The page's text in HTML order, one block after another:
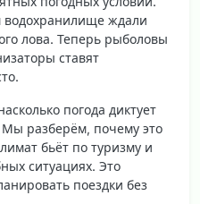
водохранилище ждали
лова. Теперь рыболовы
ставят
погода диктует
разберём, почему это
бьёт по туризму и
ситуациях. Это
поездки без